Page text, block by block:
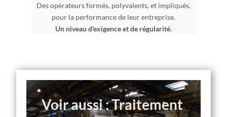
Des opérateurs formés, polyvalents, et impliqués,
pour la performance de leur entreprise.
Un niveau d'exigence et de régularité.
Voir aussi : Traitement